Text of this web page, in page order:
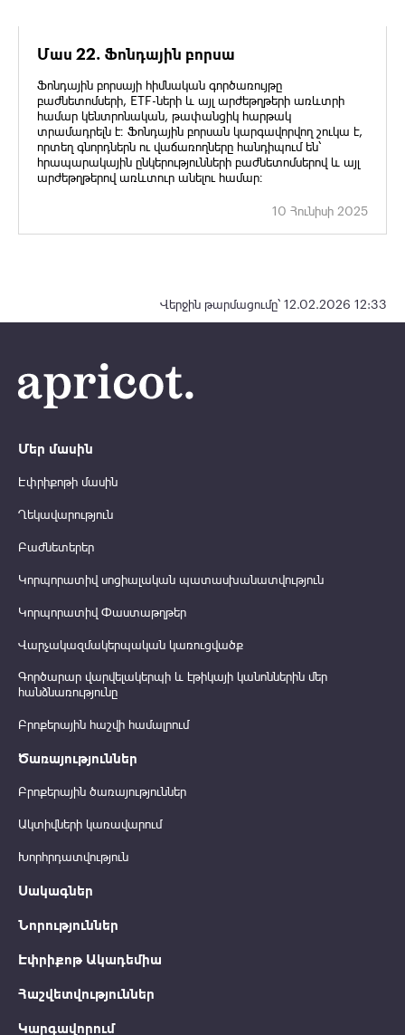
Մաս 22. Ֆոնդային բորսա
Ֆոնդային բորսայի հիմնական գործառույթը
բաժնետոմսերի, ETF-ների և այլ արժեթղթերի առևտրի
համար կենտրոնական, թափանցիկ հարթակ
տրամադրելն է։ Ֆոնդային բորսան կարգավորվող շուկա է,
որտեղ գնորդներն ու վաճառողները հանդիպում են՝
հրապարակային ընկերությունների բաժնետոմսերով և այլ
արժեթղթերով առևտուր անելու համար։
10 Հունիսի 2025
Վերջին թարմացումը՝ 12.02.2026 12:33
Մեր մասին
Էփրիքոթի մասին
Ղեկավարություն
Բաժնետերեր
Կորպորատիվ սոցիալական պատասխանատվություն
Կորպորատիվ Փաստաթղթեր
Վարչակազմակերպական կառուցվածք
Գործարար վարվելակերպի և էթիկայի կանոններին մեր
հանձնառությունը
Բրոքերային հաշվի համալրում
Ծառայություններ
Բրոքերային ծառայություններ
Ակտիվների կառավարում
Խորհրդատվություն
Սակագներ
Նորություններ
Էփրիքոթ Ակադեմիա
Հաշվետվություններ
Կարգավորում